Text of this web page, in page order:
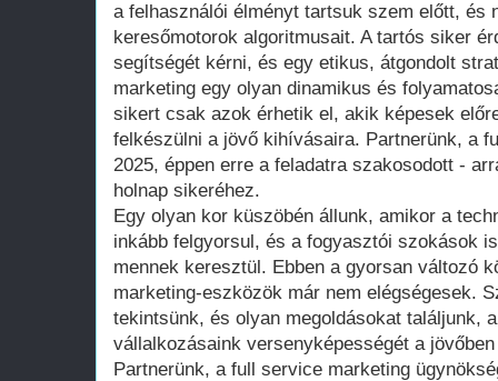
a felhasználói élményt tartsuk szem előtt, és
keresőmotorok algoritmusait. A tartós siker
segítségét kérni, és egy etikus, átgondolt
marketing egy olyan dinamikus és
sikert csak azok érhetik el, akik képesek
felkészülni a jövő kihívásaira. Partnerünk, a
2025, éppen erre a feladatra szakosodott -
holnap sikeréhez.
Egy olyan kor küszöbén állunk, amikor a
inkább felgyorsul, és a fogyasztói szokások
mennek keresztül. Ebben a gyorsan változó
marketing-eszközök már nem elégségesek.
tekintsünk, és olyan megoldásokat találjunk,
vállalkozásaink versenyképességét a
Partnerünk, a full service marketing